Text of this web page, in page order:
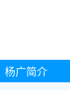
杨广简介